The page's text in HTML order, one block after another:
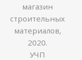
магазин
строительных
материалов,
2020.
УЧП